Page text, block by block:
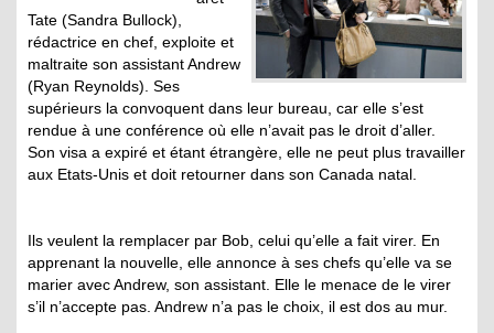
Tate (Sandra Bullock),
rédactrice en chef, exploite et
maltraite son assistant Andrew
(Ryan Reynolds). Ses
supérieurs la convoquent dans leur bureau, car elle s’est
rendue à une conférence où elle n’avait pas le droit d’aller.
Son visa a expiré et étant étrangère, elle ne peut plus travailler
aux Etats-Unis et doit retourner dans son Canada natal.
Ils veulent la remplacer par Bob, celui qu’elle a fait virer. En
apprenant la nouvelle, elle annonce à ses chefs qu’elle va se
marier avec Andrew, son assistant. Elle le menace de le virer
s’il n’accepte pas. Andrew n’a pas le choix, il est dos au mur.